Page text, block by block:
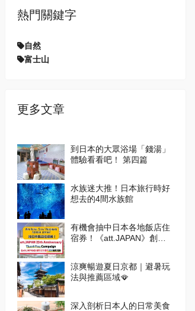
熱門關鍵字
自然
富士山
更多文章
到日本的大眾浴場「錢湯」
體驗看看吧！ 第四篇
水族迷大推！日本旅行時好
想去的4間水族館
有機會抽中日本各地飯店住
宿券！《att.JAPAN》創刊
涼爽暢遊夏日京都｜避暑玩
法與推薦區域🪭
深入剖析日本人的日常美食